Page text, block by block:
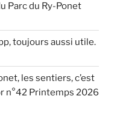
Parc du Ry-Ponet
toujours aussi utile.
les sentiers, c’est
n°42 Printemps 2026